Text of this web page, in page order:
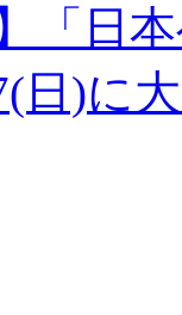
「日
日)に